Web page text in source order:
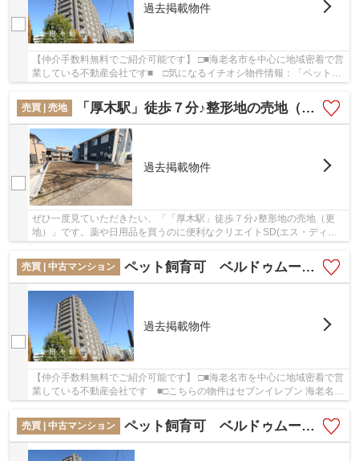
過去掲載物件
【仲介手数料無料でご紹介可能です】 □■海老名市を中心に地域密着で営
業している不動産会社です■ □気になるイチオシ物件情報：「ペット飼
売買 | 売地
「厚木駅」徒歩７分♪整形地の売地（更地）
過去掲載物件
ぜひ一度見ていただきたい、「「厚木駅」徒歩７分♪整形地の売地（更
地）」です。薬や日用品を買うのに便利なクリエイトSD(エス・ディー)
売買 | 中古マンション
ペット飼育可 ベルドゥムール海老名弐番館6階３LDKリフォーム済み【仲介手数料無料】
過去掲載物件
【仲介手数料無料でご紹介可能です】 □■海老名市を中心に地域密着で営
業している不動産会社です ■□こちらの物件はセブンイレブン 海老名あ
売買 | 中古マンション
ペット飼育可 ベルドゥムール海老名弐番館6階３LDKリフォーム済み【仲介手数料無料】